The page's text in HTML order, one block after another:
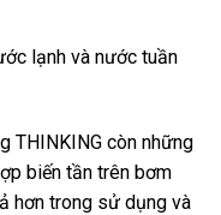
lạnh và nước tuần
THINKING còn những
biến tần trên bơm
hơn trong sử dụng và